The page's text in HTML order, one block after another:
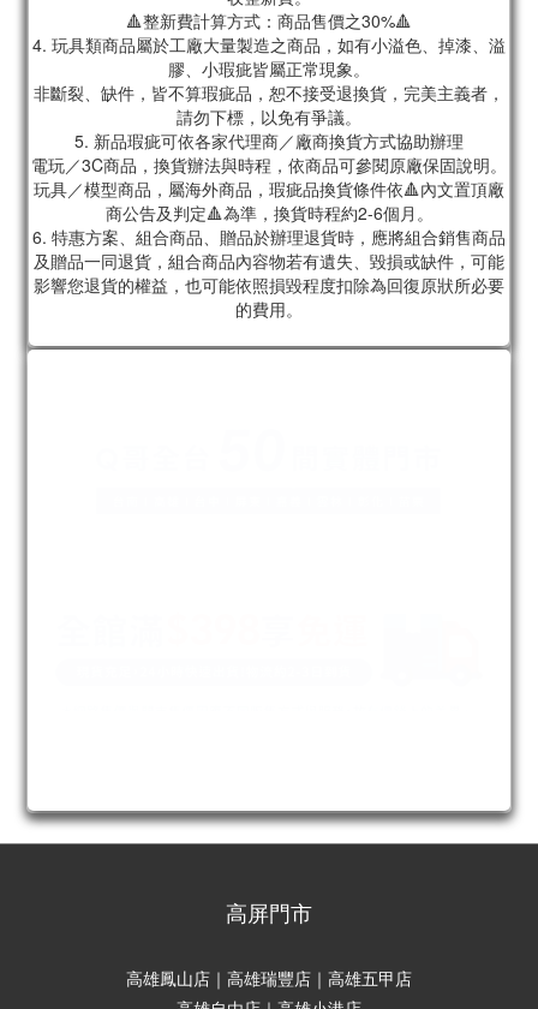
🔺整新費計算方式：商品售價之30%🔺
4. 玩具類商品屬於工廠大量製造之商品，如有小溢色、掉漆、溢
膠、小瑕疵皆屬正常現象。
非斷裂、缺件，皆不算瑕疵品，恕不接受退換貨，完美主義者，
請勿下標，以免有爭議。
5. 新品瑕疵可依各家代理商／廠商換貨方式協助辦理
電玩／3C商品，換貨辦法與時程，依商品可參閱原廠保固說明。
玩具／模型商品，屬海外商品，瑕疵品換貨條件依🔺內文置頂廠
商公告及判定🔺為準，換貨時程約2-6個月。
6. 特惠方案、組合商品、贈品於辦理退貨時，應將組合銷售商品
及贈品一同退貨，組合商品內容物若有遺失、毀損或缺件，可能
影響您退貨的權益，也可能依照損毀程度扣除為回復原狀所必要
的費用。